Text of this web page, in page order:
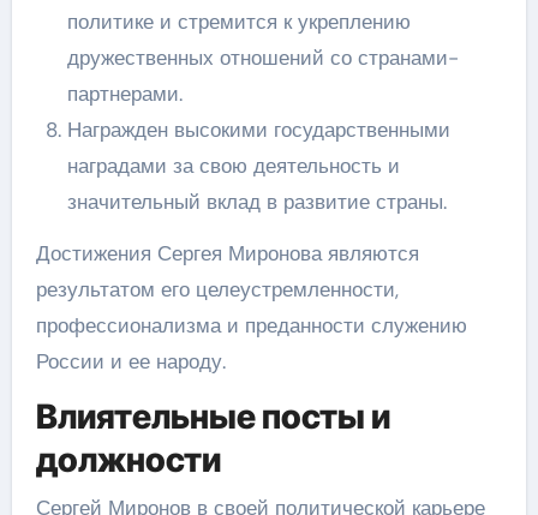
политике и стремится к укреплению
дружественных отношений со странами-
партнерами.
Награжден высокими государственными
наградами за свою деятельность и
значительный вклад в развитие страны.
Достижения Сергея Миронова являются
результатом его целеустремленности,
профессионализма и преданности служению
России и ее народу.
Влиятельные посты и
должности
Сергей Миронов в своей политической карьере